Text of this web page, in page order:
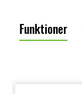
Funktioner